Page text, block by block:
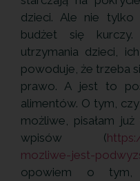
dzieci. Ale nie tylko
budżet się
utrzymania dzieci,
powoduje, że trzeba
prawo. A jest to
alimentów. O tym,
możliwe, pisałam
wpisów (
mozliwe-jest-
opowiem o tym,